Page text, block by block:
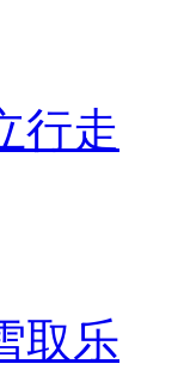
行走
取乐